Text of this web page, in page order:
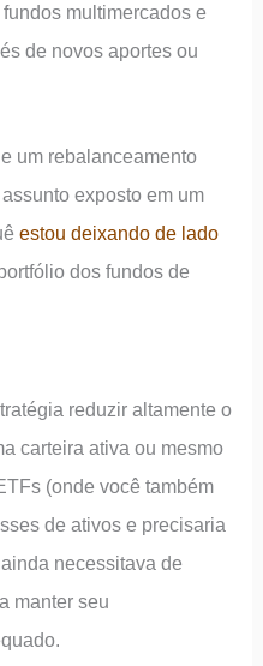
multimercados e
de novos aportes ou
um rebalanceamento
exposto em um
estou deixando de lado
dos fundos de
reduzir altamente o
carteira ativa ou mesmo
(onde você também
de ativos e precisaria
necessitava de
manter seu